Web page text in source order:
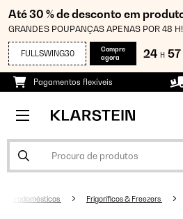
Até 30 % de desconto em
GRANDES POUPANÇAS APENAS POR 48 H!
FULLSWING30
Compre
agora
24 H 57
Pagamentos flexíveis
Eletrodomésticos Frigoríficos & Freezers